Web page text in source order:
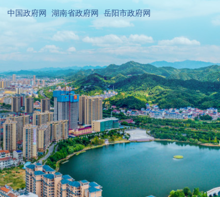
中国政府网 湖南省政府网 岳阳市政府网